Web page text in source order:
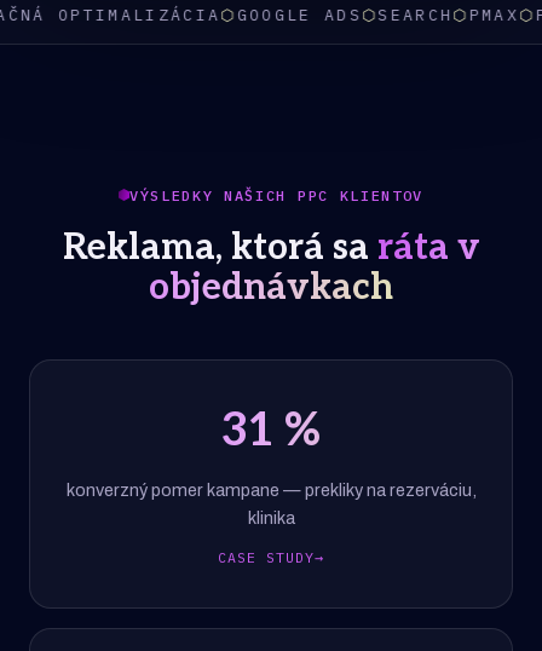
OPTIMALIZÁCIA⬡GOOGLE ADS⬡SEARCH⬡PMAX⬡
VÝSLEDKY NAŠICH PPC KLIENTOV
Reklama, ktorá sa ráta v
objednávkach
31 %
konverzný pomer kampane — prekliky na rezerváciu,
klinika
CASE STUDY→